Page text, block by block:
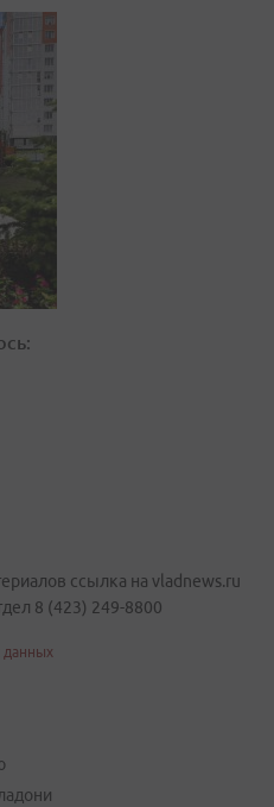
ссылка на vladnews.ru
8 (423) 249-8800
данных